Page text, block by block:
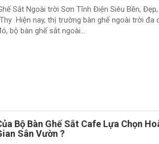
Sắt Ngoài trời Sơn Tĩnh Điện Siêu Bền, Đẹp,
Hiện nay, thị trường bàn ghế ngoài trời đa
bộ bàn ghế sắt ngoài...
Bộ Bàn Ghế Sắt Cafe Lựa Chọn
Sân Vườn ?